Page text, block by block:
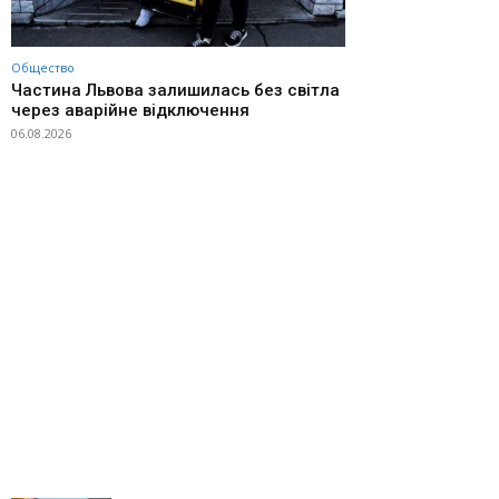
Общество
Частина Львова залишилась без світла
через аварійне відключення
06.08.2026